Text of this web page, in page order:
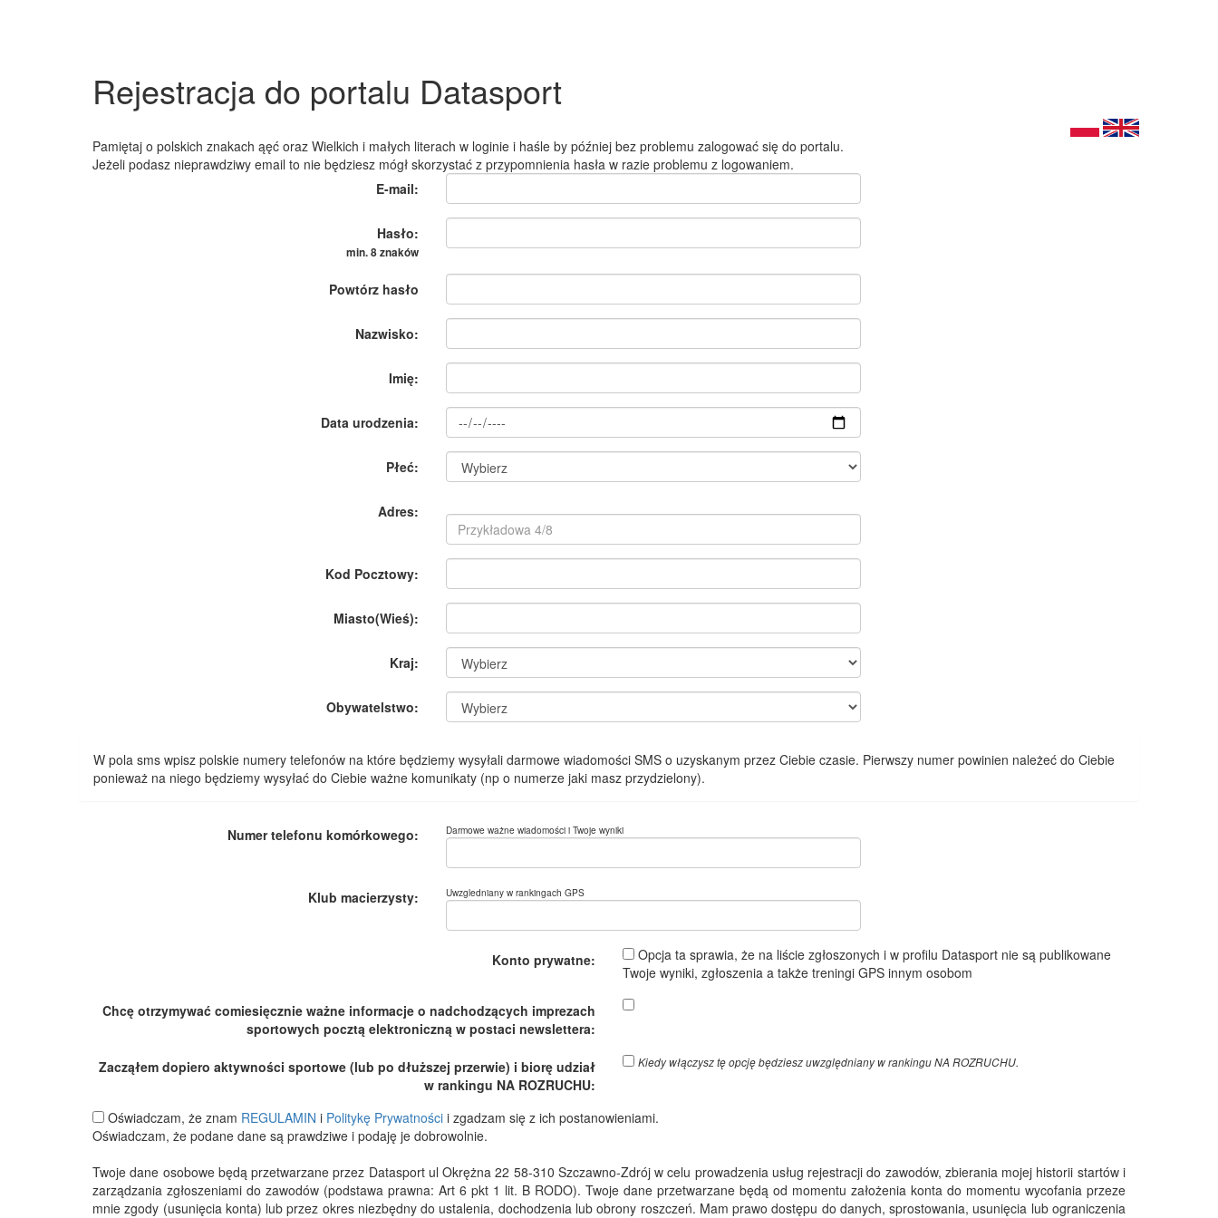
Rejestracja do portalu Datasport
Pamiętaj o polskich znakach ąęć oraz Wielkich i małych literach w loginie i haśle by później bez problemu zalogować się do portalu.
Jeżeli podasz nieprawdziwy email to nie będziesz mógł skorzystać z przypomnienia hasła w razie problemu z logowaniem.
E-mail:
Hasło:
min. 8 znaków
Powtórz hasło
Nazwisko:
Imię:
Data urodzenia:
Płeć:
Adres:
Kod Pocztowy:
Miasto(Wieś):
Kraj:
Obywatelstwo:
W pola sms wpisz polskie numery telefonów na które będziemy wysyłali darmowe wiadomości SMS o uzyskanym przez Ciebie czasie. Pierwszy numer powinien należeć do Ciebie
ponieważ na niego będziemy wysyłać do Ciebie ważne komunikaty (np o numerze jaki masz przydzielony).
Numer telefonu komórkowego: Darmowe ważne wiadomości i Twoje wyniki
Klub macierzysty: Uwzgledniany w rankingach GPS
Konto prywatne:
Opcja ta sprawia, że na liście zgłoszonych i w profilu Datasport nie są publikowane
Twoje wyniki, zgłoszenia a także treningi GPS innym osobom
Chcę otrzymywać comiesięcznie ważne informacje o nadchodzących imprezach
sportowych pocztą elektroniczną w postaci newslettera:
Zacząłem dopiero aktywności sportowe (lub po dłuższej przerwie) i biorę udział
w rankingu NA ROZRUCHU:
Kiedy włączysz tę opcję będziesz uwzględniany w rankingu NA ROZRUCHU.
Oświadczam, że znam REGULAMIN i Politykę Prywatności i zgadzam się z ich postanowieniami.
Oświadczam, że podane dane są prawdziwe i podaję je dobrowolnie.
Twoje dane osobowe będą przetwarzane przez Datasport ul Okrężna 22 58-310 Szczawno-Zdrój w celu prowadzenia usług rejestracji do zawodów, zbierania mojej historii startów i
zarządzania zgłoszeniami do zawodów (podstawa prawna: Art 6 pkt 1 lit. B RODO). Twoje dane przetwarzane będą od momentu założenia konta do momentu wycofania przeze
mnie zgody (usunięcia konta) lub przez okres niezbędny do ustalenia, dochodzenia lub obrony roszczeń. Mam prawo dostępu do danych, sprostowania, usunięcia lub ograniczenia